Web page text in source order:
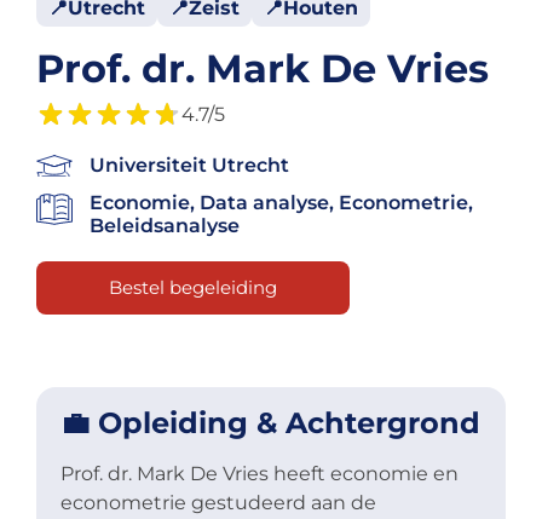
Utrecht Zeist Houten
Prof. dr. Mark De Vries
4.7/5
Universiteit Utrecht
Economie, Data analyse, Econometrie,
Beleidsanalyse
Bestel begeleiding
💼 Opleiding & Achtergrond
Prof. dr. Mark De Vries heeft economie en
econometrie gestudeerd aan de